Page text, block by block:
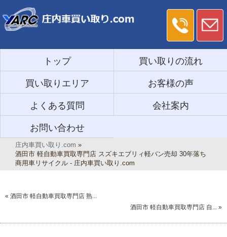
トップ 買い取りの流れ
買い取りエリア お客様の声
よくある質問 会社案内
お問い合わせ
庄内車買い取り.com »
酒田市 軽自動車買取専門店 スズキエブリィ軽バン売却 30年落ち
商用車リサイクル - 庄内車買い取り.com
« 酒田市 軽自動車買取専門店 熟...
酒田市 軽自動車買取専門店 自... »